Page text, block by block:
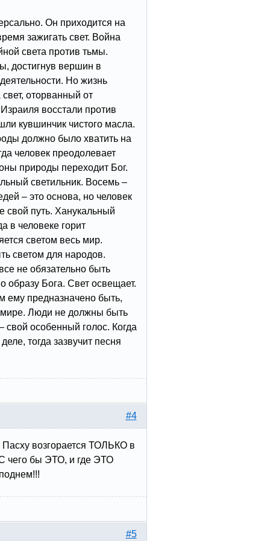
Он приходится на
зажигать свет. Война
света против тьмы.
достигнув вершин в
Но жизнь
оторванный от
восстали против
кувшинчик чистого масла.
должно было хватить на
человек преодолевает
природы переходит Бог.
светильник. Восемь –
– это основа, но человек
свой путь. Ханукальный
в человеке горит
светом весь мир.
светом для народов.
не обязательно быть
образу Бога. Свет освещает.
ему предназначено быть,
мире. Люди не должны быть
свой особенный голос. Когда
тогда зазвучит песня
#4
возгорается ТОЛЬКО в
чего бы ЭТО, и где ЭТО
#5